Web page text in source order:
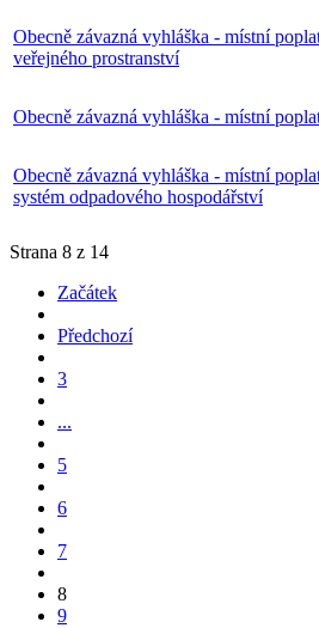
Obecně závazná vyhláška - místní
veřejného prostranství
Obecně závazná vyhláška - místní
Obecně závazná vyhláška - místní
systém odpadového hospodářství
Strana 8 z 14
Začátek
Předchozí
3
...
5
6
7
8
9